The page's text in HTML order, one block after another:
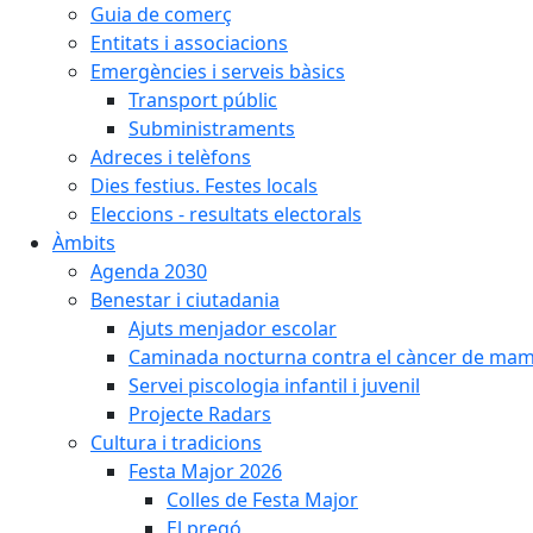
Guia de comerç
Entitats i associacions
Emergències i serveis bàsics
Transport públic
Subministraments
Adreces i telèfons
Dies festius. Festes locals
Eleccions - resultats electorals
Àmbits
Agenda 2030
Benestar i ciutadania
Ajuts menjador escolar
Caminada nocturna contra el càncer de
Servei piscologia infantil i juvenil
Projecte Radars
Cultura i tradicions
Festa Major 2026
Colles de Festa Major